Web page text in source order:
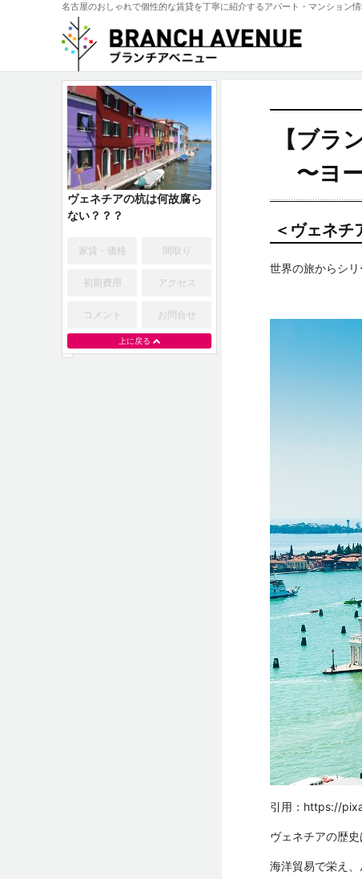
名古屋のおしゃれで個性的な賃貸を丁寧に紹介するアパート・マンション情
ヴェネチアの杭は何故腐ら
ない？？？
家賃・価格 間取り
初期費用 アクセス
コメント お問合せ
上に戻る
【ブラ
〜ヨ
＜ヴェネチ
世界の旅からシ
引用： https://
ヴェネチアの歴
海洋貿易で栄え